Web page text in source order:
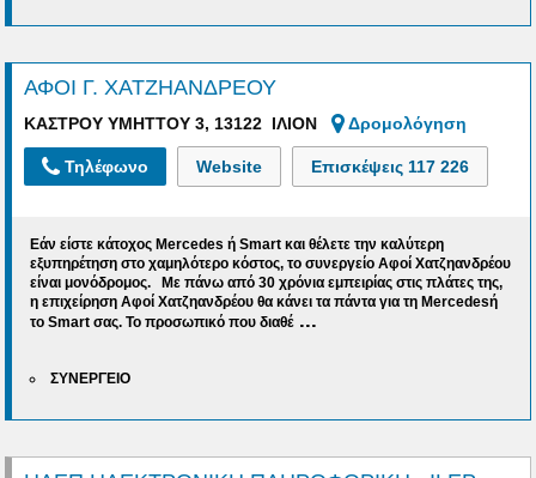
ΑΦΟΙ Γ. ΧΑΤΖΗΑΝΔΡΕΟΥ
ΚΑΣΤΡΟΥ ΥΜΗΤΤΟΥ 3, 13122 ΙΛΙΟΝ Δρομολόγηση
Τηλέφωνο Website Επισκέψεις 117 226
Εάν είστε κάτοχος Mercedes ή Smart και θέλετε την καλύτερη
εξυπηρέτηση στο χαμηλότερο κόστος, το συνεργείο Αφοί Χατζηανδρέου
είναι μονόδρομος. Με πάνω από 30 χρόνια εμπειρίας στις πλάτες της,
η επιχείρηση Αφοί Χατζηανδρέου θα κάνει τα πάντα για τη Mercedesή
το Smart σας. Το προσωπικό που διαθέ...
ΣΥΝΕΡΓΕΙΟ